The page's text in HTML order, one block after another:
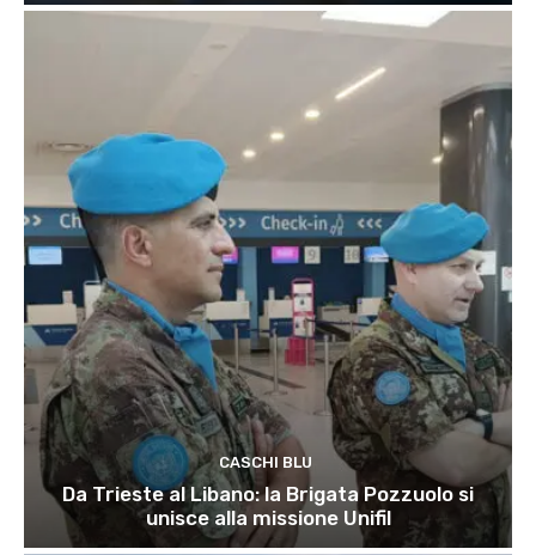
CASCHI BLU
Da Trieste al Libano: la Brigata Pozzuolo si
unisce alla missione Unifil